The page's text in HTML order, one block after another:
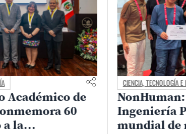
TECNOLOGÍA E INGENIERÍA
Ciencias e
PUCP en el top
de robótica